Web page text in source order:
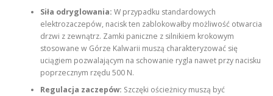
Siła odryglowania: W przypadku standardowych
elektrozaczepów, nacisk ten zablokowałby możliwość otwarcia
drzwi z zewnątrz. Zamki paniczne z silnikiem krokowym
stosowane w Górze Kalwarii muszą charakteryzować się
uciągiem pozwalającym na schowanie rygla nawet przy nacisku
poprzecznym rzędu 500 N.
Regulacja zaczepów: Szczęki ościeżnicy muszą być